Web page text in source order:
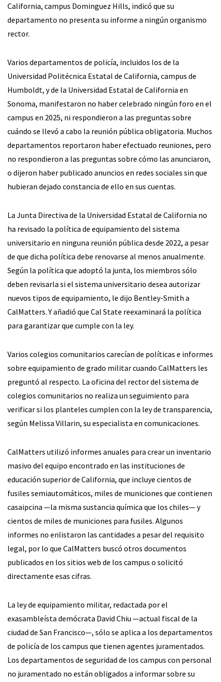
California, campus Dominguez Hills, indicó que su
departamento no presenta su informe a ningún organismo
rector.
Varios departamentos de policía, incluidos los de la
Universidad Politécnica Estatal de California, campus de
Humboldt, y de la Universidad Estatal de California en
Sonoma, manifestaron no haber celebrado ningún foro en el
campus en 2025, ni respondieron a las preguntas sobre
cuándo se llevó a cabo la reunión pública obligatoria. Muchos
departamentos reportaron haber efectuado reuniones, pero
no respondieron a las preguntas sobre cómo las anunciaron,
o dijeron haber publicado anuncios en redes sociales sin que
hubieran dejado constancia de ello en sus cuentas.
La Junta Directiva de la Universidad Estatal de California no
ha revisado la política de equipamiento del sistema
universitario en ninguna reunión pública desde 2022, a pesar
de que dicha política debe renovarse al menos anualmente.
Según la política que adoptó la junta, los miembros sólo
deben revisarla si el sistema universitario desea autorizar
nuevos tipos de equipamiento, le dijo Bentley-Smith a
CalMatters. Y añadió que Cal State reexaminará la política
para garantizar que cumple con la ley.
Varios colegios comunitarios carecían de políticas e informes
sobre equipamiento de grado militar cuando CalMatters les
preguntó al respecto. La oficina del rector del sistema de
colegios comunitarios no realiza un seguimiento para
verificar si los planteles cumplen con la ley de transparencia,
según Melissa Villarin, su especialista en comunicaciones.
CalMatters utilizó informes anuales para crear un inventario
masivo del equipo encontrado en las instituciones de
educación superior de California, que incluye cientos de
fusiles semiautomáticos, miles de municiones que contienen
casaipcina —la misma sustancia química que los chiles— y
cientos de miles de municiones para fusiles. Algunos
informes no enlistaron las cantidades a pesar del requisito
legal, por lo que CalMatters buscó otros documentos
publicados en los sitios web de los campus o solicitó
directamente esas cifras.
La ley de equipamiento militar, redactada por el
exasambleísta demócrata David Chiu —actual fiscal de la
ciudad de San Francisco—, sólo se aplica a los departamentos
de policía de los campus que tienen agentes juramentados.
Los departamentos de seguridad de los campus con personal
no juramentado no están obligados a informar sobre su